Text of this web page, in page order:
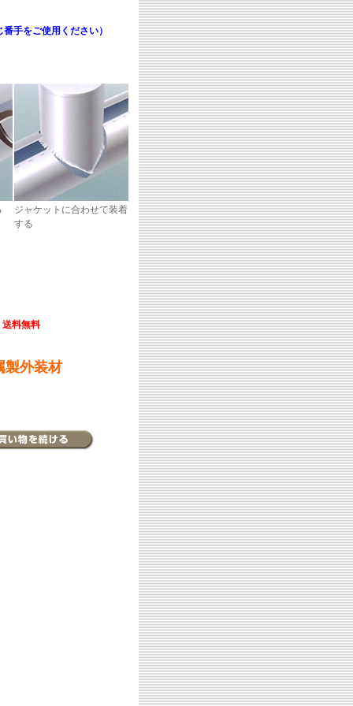
手をご使用ください）
ジャケットに合わせて装着
する
送料無料
製外装材